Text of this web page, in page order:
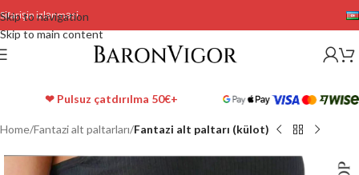
Skip to navigation
Skip to main content
Sifarişin izlənməsi
❤ Pulsuz çatdırılma 50€+
Home Fantazi alt paltarları Fantazi alt paltarı (külot)